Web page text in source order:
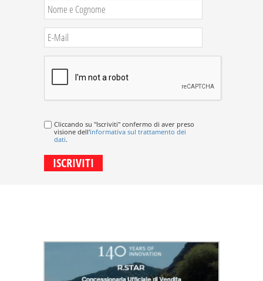
Cliccando su "Iscriviti" confermo di aver preso
visione dell'informativa sul trattamento dei
dati.